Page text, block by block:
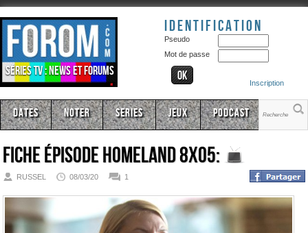
Séries TV : news et forums
Identification
Pseudo
Mot de passe
Inscription
Dates Noter Series Jeux Podcast
Fiche épisodeHomeland 8x05:
RUSSEL 08/03/20 1